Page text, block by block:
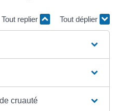
Tout replier Tout déplier
cruauté